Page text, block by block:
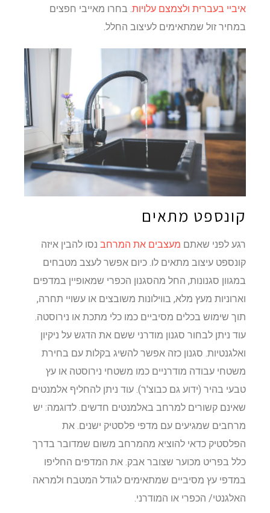
איביי בעברית ולצמצם עלויות. בחרו מאייבי חפצים
במחיר זול שמתאימים לעיצוב החלל.
קונספט מתאים
רגע לפני שאתםמעצבים את המרחבנסו להבין איזה
קונספט עיצוב מתאים לו. כיום אפשר לעצב מטבחים
במגוון סגנונות, החל מהסגנון הכפרי שמאופיין במדפים
וארוניות מעץ מלא, בווילונות משובצים או עשויי תחרה,
תוך שימוש בכלים מסיביים כמו כלי מתכת או נירוסטה.
עוד ניתן לבחור סגנון מודרני ששם את הדגש על ניקיון
ואלגנטיות. סגנון כזה אפשר להשיג בקלות עם בחירת
משטחי עבודה מודרניים כמו משטחי נירוסטה או עץ
טבעי בהיר (ידוע גם כבוצ'ר). עוד ניתן להחליף אלמנטים
שאינם קשורים למרחב באלמנטים חדשים. לדוגמה: יש
מרחבים שמגיעים עם מדפי פלסטיק ישנים. את
הפלסטיק כדאי להוציא מהמרחב משום שמדובר בדרך
כלל בפריט מכוער שצובר אבק. את המדפים החליפו
במדפי עץ מסיביים שמתאימים לגודל המטבח ולמראה
האלגנטי/ הכפרי או המודרני.